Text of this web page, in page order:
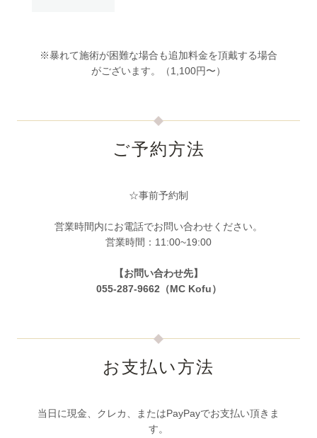
※暴れて施術が困難な場合も追加料金を頂戴する場合
がございます。（1,100円〜）
ご予約方法
☆事前予約制
営業時間内にお電話でお問い合わせください。
営業時間：11:00~19:00
【お問い合わせ先】
055-287-9662（MC Kofu）
お支払い方法
当日に現金、クレカ、またはPayPayでお支払い頂きま
す。